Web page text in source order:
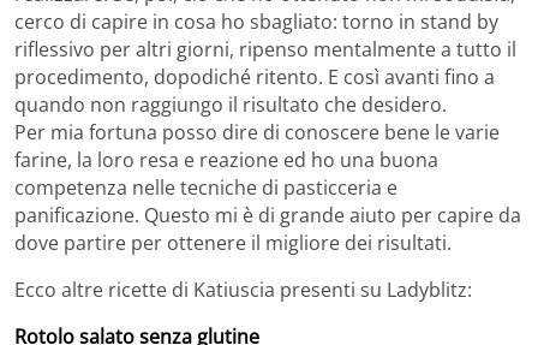
cerco di capire in cosa ho sbagliato: torno in stand by
riflessivo per altri giorni, ripenso mentalmente a tutto il
procedimento, dopodiché ritento. E così avanti fino a
quando non raggiungo il risultato che desidero.
Per mia fortuna posso dire di conoscere bene le varie
farine, la loro resa e reazione ed ho una buona
competenza nelle tecniche di pasticceria e
panificazione. Questo mi è di grande aiuto per capire da
dove partire per ottenere il migliore dei risultati.
Ecco altre ricette di Katiuscia presenti su Ladyblitz:
Rotolo salato senza glutine